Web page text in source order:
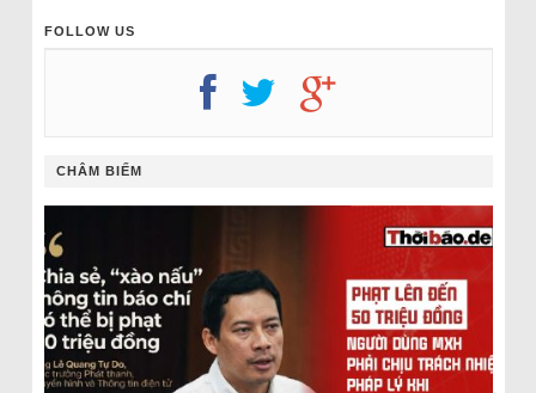
FOLLOW US
CHÂM BIẾM